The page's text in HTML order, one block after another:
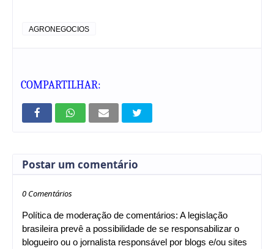
AGRONEGOCIOS
COMPARTILHAR:
Postar um comentário
0 Comentários
Política de moderação de comentários: A legislação
brasileira prevê a possibilidade de se responsabilizar o
blogueiro ou o jornalista responsável por blogs e/ou sites